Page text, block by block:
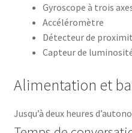
Gyroscope à trois
Accéléromètre
Détecteur de
Capteur de
Alimentation et
Jusqu’à deux heures